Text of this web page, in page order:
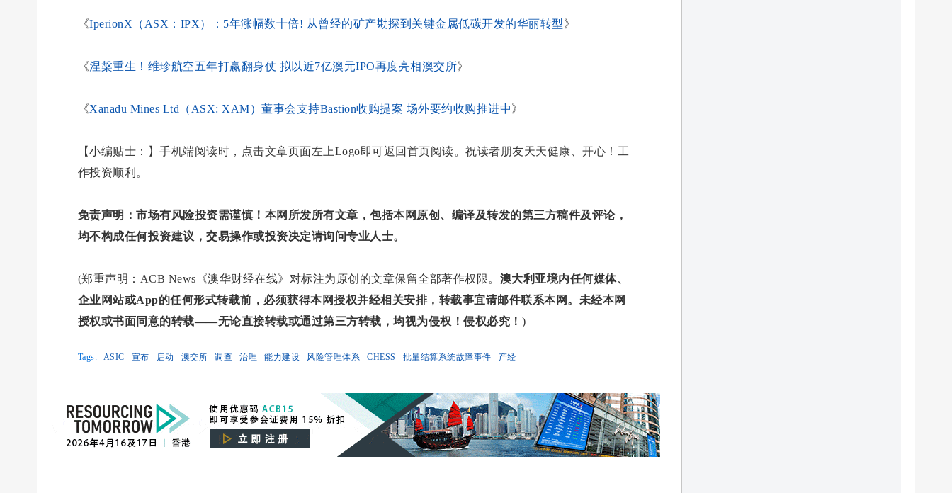
《IperionX（ASX：IPX）：5年涨幅数十倍! 从曾经的矿产勘探到关键金属低碳开发的华丽转型》
《涅槃重生！维珍航空五年打赢翻身仗 拟以近7亿澳元IPO再度亮相澳交所》
《Xanadu Mines Ltd（ASX: XAM）董事会支持Bastion收购提案 场外要约收购推进中》
【小编贴士：】手机端阅读时，点击文章页面左上Logo即可返回首页阅读。祝读者朋友天天健康、开心！工
作投资顺利。
免责声明：市场有风险投资需谨慎！本网所发所有文章，包括本网原创、编译及转发的第三方稿件及评论，
均不构成任何投资建议，交易操作或投资决定请询问专业人士。
(郑重声明：ACB News《澳华财经在线》对标注为原创的文章保留全部著作权限。 澳大利亚境内任何媒体、
企业网站或App的任何形式转载前，必须获得本网授权并经相关安排，转载事宜请邮件联系本网。未经本网
授权或书面同意的转载——无论直接转载或通过第三方转载，均视为侵权！侵权必究！ )
Tags: ASIC 宣布 启动 澳交所 调查 治理 能力建设 风险管理体系 CHESS 批量结算系统故障事件 产经